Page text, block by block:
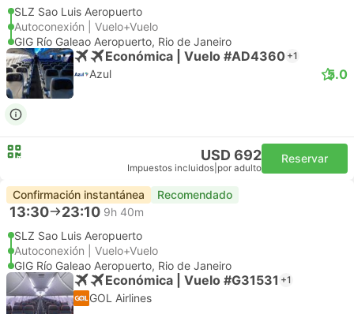
SLZ Sao Luis Aeropuerto
Autoconexión | Vuelo+Vuelo
GIG Río Galeao Aeropuerto, Rio de Janeiro
Económica | Vuelo #AD4360 +1
Azul 5.0
USD 692
Impuestos incluidos por adulto
Reservar
Confirmación instantánea Recomendado
13:30 23:10 9h 40m
SLZ Sao Luis Aeropuerto
Autoconexión | Vuelo+Vuelo
GIG Río Galeao Aeropuerto, Rio de Janeiro
Económica | Vuelo #G31531 +1
GOL Airlines